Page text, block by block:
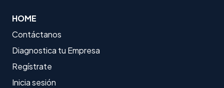
HOME
Contáctanos
Diagnostica tu Empresa
Regístrate
Inicia sesión